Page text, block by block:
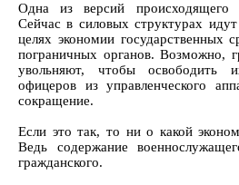
Одна из версий
Сейчас в силовых структурах
целях экономии государственных
пограничных органов. Возможно,
увольняют, чтобы освободить
офицеров из управленческого
сокращение.
Если это так, то ни о какой
Ведь содержание
гражданского.